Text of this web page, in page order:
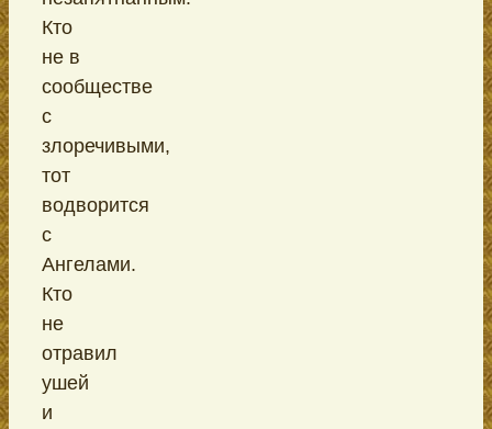
Кто
не в
сообществе
с
злоречивыми,
тот
водворится
с
Ангелами.
Кто
не
отравил
ушей
и